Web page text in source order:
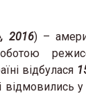
2016) –
відбулася